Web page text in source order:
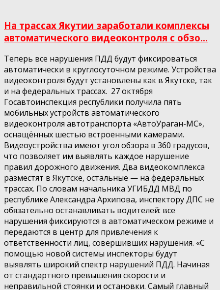
На трассах Якутии заработали комплексы
автоматического видеоконтроля с обзо...
Теперь все нарушения ПДД будут фиксироваться
автоматически в круглосуточном режиме. Устройства
видеоконтроля будут установлены как в Якутске, так
и на федеральных трассах. 27 октября
Госавтоинспекция республики получила пять
мобильных устройств автоматического
видеоконтроля автотранспорта «АвтоУраган-МС»,
оснащённых шестью встроенными камерами.
Видеоустройства имеют угол обзора в 360 градусов,
что позволяет им выявлять каждое нарушение
правил дорожного движения. Два видеокомплекса
разместят в Якутске, остальные — на федеральных
трассах. По словам начальника УГИБДД МВД по
республике Александра Архипова, инспектору ДПС не
обязательно останавливать водителей: все
нарушения фиксируются в автоматическом режиме и
передаются в центр для привлечения к
ответственности лиц, совершивших нарушения. «С
помощью новой системы инспекторы будут
выявлять широкий спектр нарушений ПДД. Начиная
от стандартного превышения скорости и
неправильной стоянки и остановки. Самый главный